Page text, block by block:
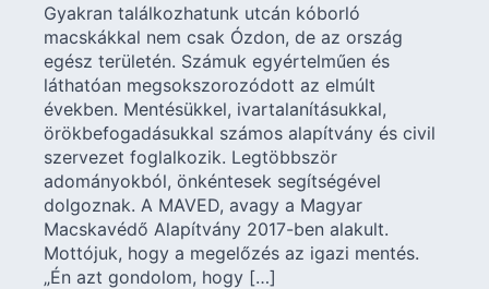
Gyakran találkozhatunk utcán kóborló
macskákkal nem csak Ózdon, de az ország
egész területén. Számuk egyértelműen és
láthatóan megsokszorozódott az elmúlt
években. Mentésükkel, ivartalanításukkal,
örökbefogadásukkal számos alapítvány és civil
szervezet foglalkozik. Legtöbbször
adományokból, önkéntesek segítségével
dolgoznak. A MAVED, avagy a Magyar
Macskavédő Alapítvány 2017-ben alakult.
Mottójuk, hogy a megelőzés az igazi mentés.
„Én azt gondolom, hogy […]